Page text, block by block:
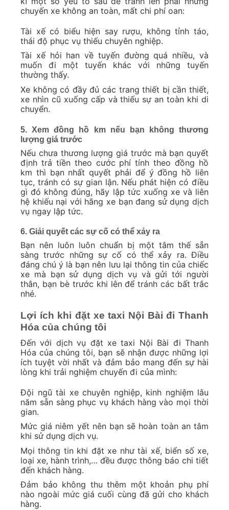
chuyến xe không an toàn, mất chi phí oan:
Tài xế có biểu hiện say rượu, không tỉnh táo,
thái độ phục vụ thiếu chuyên nghiệp.
Tài xế hỏi han về tuyến đường quá nhiều, và
muốn đi một tuyến khác với những tuyến
thường thấy.
Xe không có đầy đủ các trang thiết bị cần thiết,
xe nhìn cũ xuống cấp và thiếu sự an toàn khi di
chuyển.
5. Xem đồng hồ km nếu bạn không thương
lượng giá trước
Nếu chưa thương lượng giá trước mà bạn quyết
định trả tiền theo cước phí tính theo đồng hồ
km thì bạn nhất quyết phải để ý đồng hồ liên
tục, tránh có sự gian lận. Nếu phát hiện có điều
gì đó không đúng, hãy lập tức xuống xe và liên
hệ khiếu nại với hãng xe bạn đang sử dụng dịch
vụ ngay lập tức.
6. Giải quyết các sự cố có thể xảy ra
Bạn nên luôn luôn chuẩn bị một tâm thế sẵn
sàng trước những sự cố có thể xảy ra. Điều
đáng chú ý là bạn nên lưu lại thông tin của chiếc
xe mà bạn sử dụng dịch vụ và gửi tới người
thân, bạn bè trước khi lên để tránh các bất trắc
nhé.
Lợi ích khi đặt xe taxi Nội Bài đi Thanh
Hóa của chúng tôi
Đến với dịch vụ đặt xe taxi Nội Bài đi Thanh
Hóa của chúng tôi, bạn sẽ nhận được những lợi
ích tuyệt vời nhất và đảm bảo mang đến sự hài
lòng khi trải nghiệm chuyến đi của mình:
Đội ngũ tài xe chuyên nghiệp, kinh nghiệm lâu
năm sẵn sàng phục vụ khách hàng vào mọi thời
gian.
Mức giá niêm yết nên bạn sẽ hoàn toàn an tâm
khi sử dụng dịch vụ.
Mọi thông tin khi đặt xe như tài xế, biển số xe,
loại xe, hành trình,… đều được thông báo chi tiết
đến khách hàng.
Đảm bảo không thu thêm một khoản phụ phí
nào ngoài mức giá cuối cùng đã gửi cho khách
hàng.